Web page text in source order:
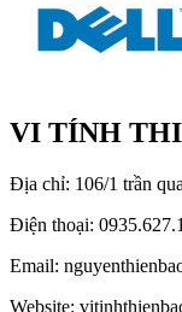
VI TÍNH
Địa chỉ: 106/1 trần
Điện thoại:
Email:
Website: